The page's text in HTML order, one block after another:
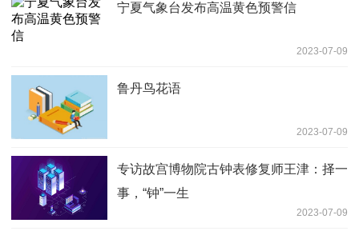
宁夏气象台发布高温黄色预警信
2023-07-09
鲁丹鸟花语
2023-07-09
专访故宫博物院古钟表修复师王津：择一
事，“钟”一生
2023-07-09